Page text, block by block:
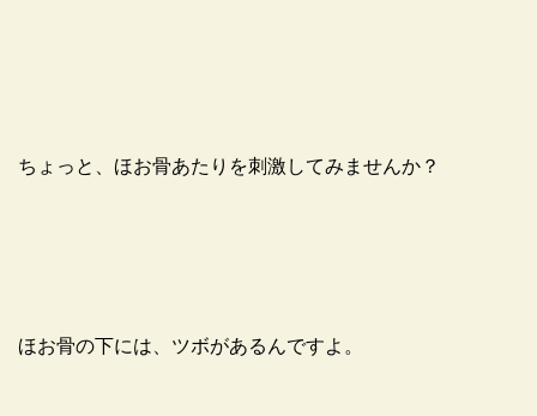
ちょっと、ほお骨あたりを刺激してみませんか？
ほお骨の下には、ツボがあるんですよ。